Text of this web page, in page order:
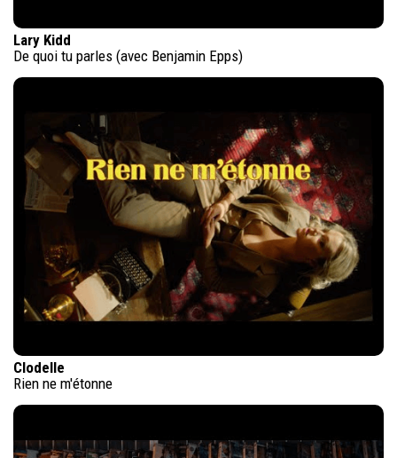
Lary Kidd
De quoi tu parles (avec Benjamin Epps)
Clodelle
Rien ne m'étonne